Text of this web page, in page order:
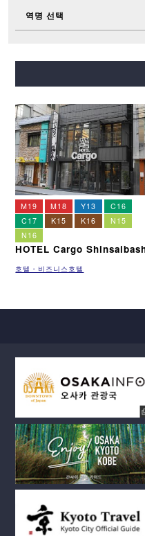
역명 선택
사카이스지
이마자토스지선 뉴트램
M19 M18 Y13
C16
C17
K15 K16
N15
N16
HOTEL Cargo
호텔・비즈니스호텔